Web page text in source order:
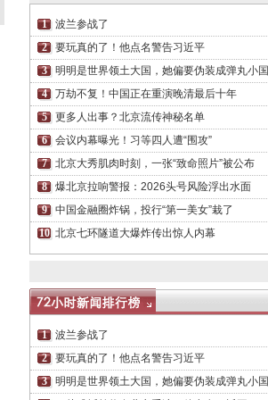
波兰参战了
要玩真的了！他点名警告习近平
明明是世界领土大国，她偏要伪装成弹丸小国
万劫不复！中国正在重演晚清最后十年
更多人出事？北京流传神秘名单
会议内幕曝光！习等四人遭“围攻”
北京大秀肌肉时刻，一张“致命照片”被公布
爆北京拉响警报：2026头号风险浮出水面
中国金融圈炸锅，投行“第一美女”栽了
北京七环隧道大爆炸传出惊人内幕
波兰参战了
要玩真的了！他点名警告习近平
明明是世界领土大国，她偏要伪装成弹丸小国